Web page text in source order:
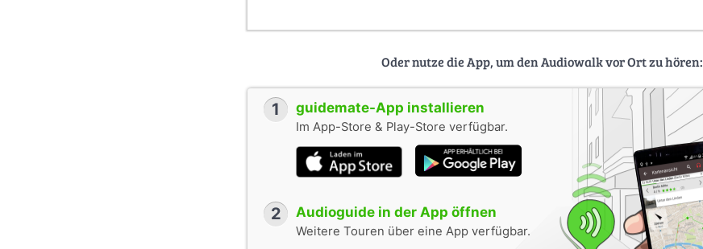
Oder nutze die App, um den Audiowalk vor Ort zu hören:
1 guidemate-App installieren
Im App-Store & Play-Store verfügbar.
2 Audioguide in der App öffnen
Weitere Touren über eine App verfügbar.